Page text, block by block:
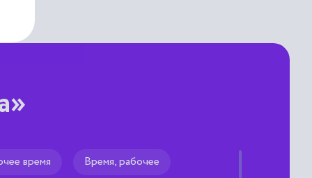
время Время, рабочее